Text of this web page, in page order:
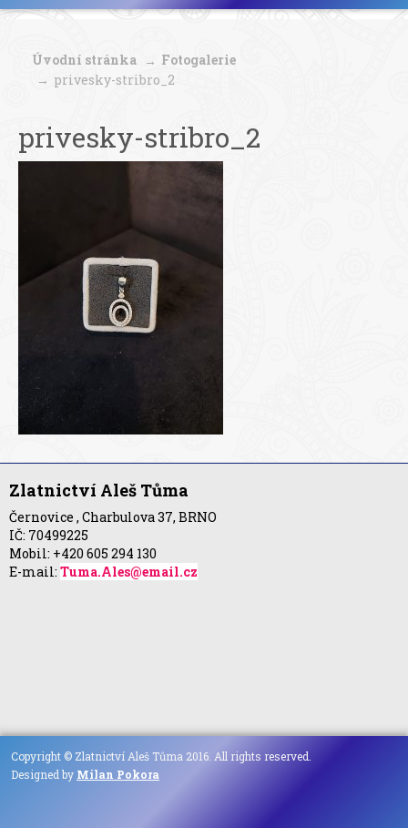
Úvodní stránka
Fotogalerie
privesky-stribro_2
privesky-stribro_2
Zlatnictví Aleš Tůma
Černovice , Charbulova 37, BRNO
IČ: 70499225
Mobil: +420 605 294 130
E-mail: Tuma.Ales@email.cz
Copyright © Zlatnictví Aleš Tůma 2016. All rights reserved.
Designed by Milan Pokora